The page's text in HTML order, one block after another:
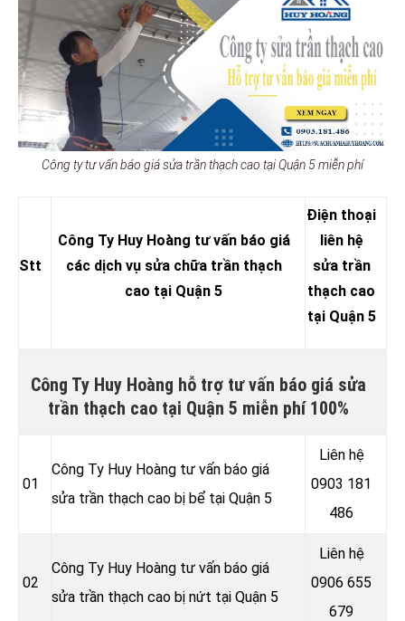
Công ty tư vấn báo giá sửa trần thạch cao tại Quận 5 miễn phí
Stt
Công Ty Huy Hoàng tư vấn báo giá
các dịch vụ sửa chữa trần thạch
cao tại Quận 5
Điện thoại
liên hệ
sửa trần
thạch cao
tại Quận 5
Công Ty Huy Hoàng hỗ trợ tư vấn báo giá sửa
trần thạch cao tại Quận 5 miễn phí 100%
01
Công Ty Huy Hoàng tư vấn báo giá
sửa trần thạch cao bị bể tại Quận 5
Liên hệ
0903 181
486
02
Công Ty Huy Hoàng tư vấn báo giá
sửa trần thạch cao bị nứt tại Quận 5
Liên hệ
0906 655
679